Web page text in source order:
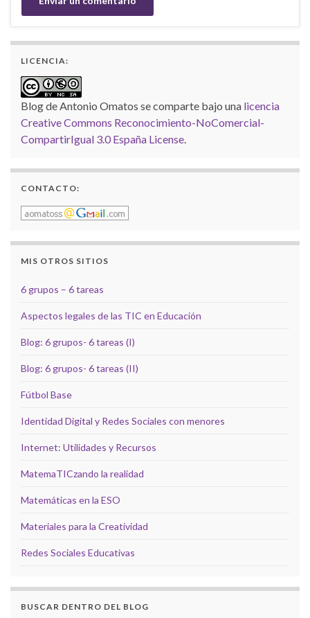
LICENCIA:
Blog de Antonio Omatos se comparte bajo una licencia
Creative Commons Reconocimiento-NoComercial-
CompartirIgual 3.0 España License
CONTACTO:
MIS OTROS SITIOS
6 grupos – 6 tareas
Aspectos legales de las TIC en Educación
Blog: 6 grupos- 6 tareas (I)
Blog: 6 grupos- 6 tareas (II)
Fútbol Base
Identidad Digital y Redes Sociales con menores
Internet: Utilidades y Recursos
MatemaTICzando la realidad
Matemáticas en la ESO
Materiales para la Creatividad
Redes Sociales Educativas
BUSCAR DENTRO DEL BLOG